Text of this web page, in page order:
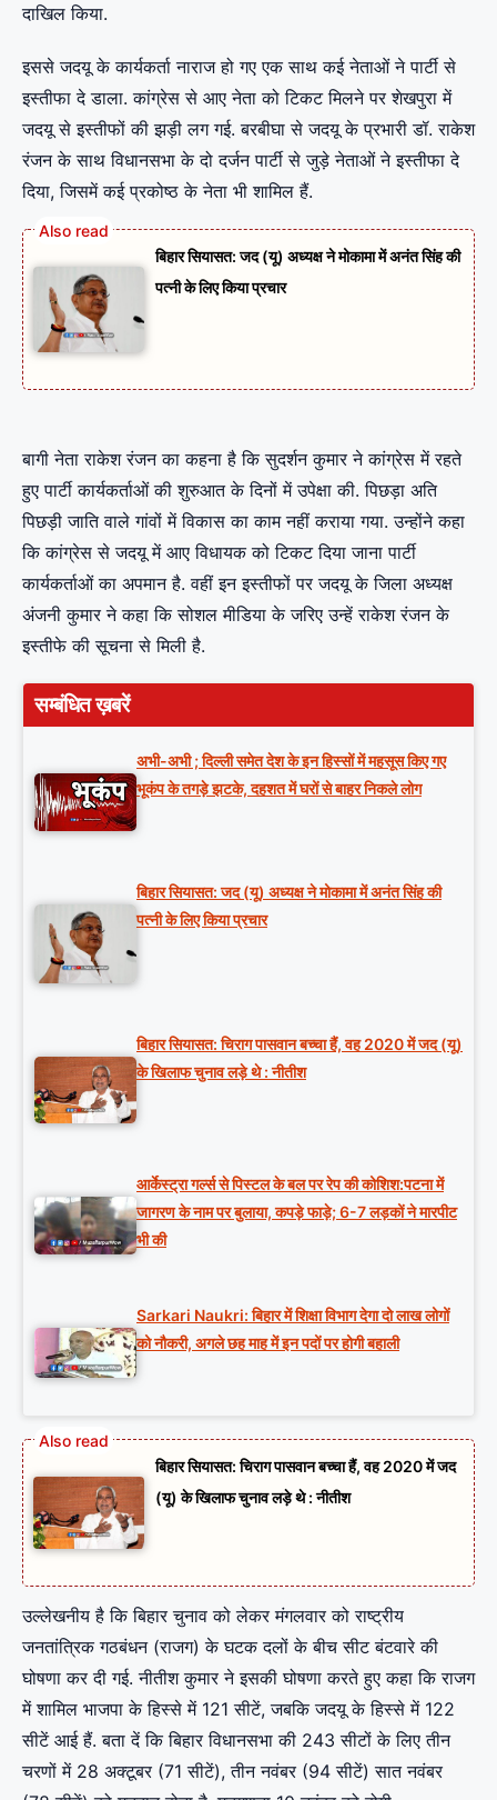
दाखिल किया.
इससे जदयू के कार्यकर्ता नाराज हो गए एक साथ कई नेताओं ने पार्टी से
इस्तीफा दे डाला. कांग्रेस से आए नेता को टिकट मिलने पर शेखपुरा में
जदयू से इस्तीफों की झड़ी लग गई. बरबीघा से जदयू के प्रभारी डॉ. राकेश
रंजन के साथ विधानसभा के दो दर्जन पार्टी से जुड़े नेताओं ने इस्तीफा दे
दिया, जिसमें कई प्रकोष्ठ के नेता भी शामिल हैं.
बिहार सियासत: जद (यू) अध्यक्ष ने मोकामा में अनंत सिंह की
पत्नी के लिए किया प्रचार
बागी नेता राकेश रंजन का कहना है कि सुदर्शन कुमार ने कांग्रेस में रहते
हुए पार्टी कार्यकर्ताओं की शुरुआत के दिनों में उपेक्षा की. पिछड़ा अति
पिछड़ी जाति वाले गांवों में विकास का काम नहीं कराया गया. उन्होंने कहा
कि कांग्रेस से जदयू में आए विधायक को टिकट दिया जाना पार्टी
कार्यकर्ताओं का अपमान है. वहीं इन इस्तीफों पर जदयू के जिला अध्यक्ष
अंजनी कुमार ने कहा कि सोशल मीडिया के जरिए उन्हें राकेश रंजन के
इस्तीफे की सूचना से मिली है.
सम्बंधित ख़बरें
अभी-अभी ; दिल्ली समेत देश के इन हिस्सों में महसूस किए गए
भूकंप के तगड़े झटके, दहशत में घरों से बाहर निकले लोग
बिहार सियासत: जद (यू) अध्यक्ष ने मोकामा में अनंत सिंह की
पत्नी के लिए किया प्रचार
बिहार सियासत: चिराग पासवान बच्चा हैं, वह 2020 में जद (यू)
के खिलाफ चुनाव लड़े थे : नीतीश
आर्केस्ट्रा गर्ल्स से पिस्टल के बल पर रेप की कोशिश:पटना में
जागरण के नाम पर बुलाया, कपड़े फाड़े; 6-7 लड़कों ने मारपीट
भी की
Sarkari Naukri: बिहार में शिक्षा विभाग देगा दो लाख लोगों
को नौकरी, अगले छह माह में इन पदों पर होगी बहाली
बिहार सियासत: चिराग पासवान बच्चा हैं, वह 2020 में जद
(यू) के खिलाफ चुनाव लड़े थे : नीतीश
उल्लेखनीय है कि बिहार चुनाव को लेकर मंगलवार को राष्ट्रीय
जनतांत्रिक गठबंधन (राजग) के घटक दलों के बीच सीट बंटवारे की
घोषणा कर दी गई. नीतीश कुमार ने इसकी घोषणा करते हुए कहा कि राजग
में शामिल भाजपा के हिस्से में 121 सीटें, जबकि जदयू के हिस्से में 122
सीटें आई हैं. बता दें कि बिहार विधानसभा की 243 सीटों के लिए तीन
चरणों में 28 अक्टूबर (71 सीटें), तीन नवंबर (94 सीटें) सात नवंबर